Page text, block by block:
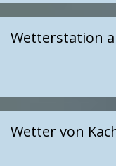
Wetterstation
Wetter von